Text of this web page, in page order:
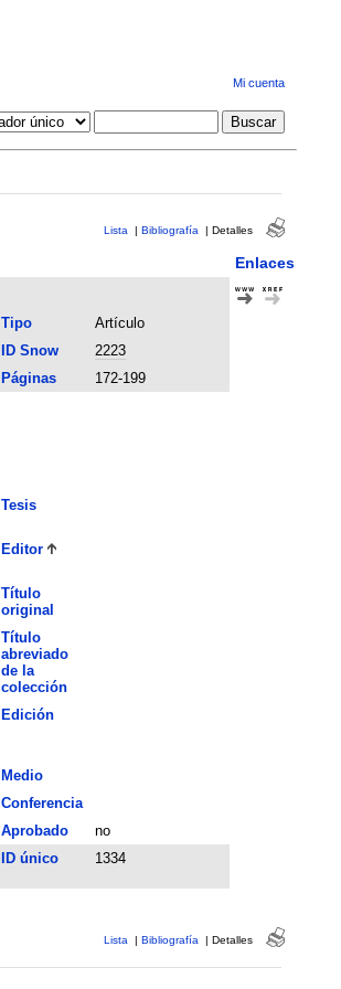
Mi cuenta
Lista | Bibliografía | Detalles
Enlaces
Tipo
Artículo
ID Snow
2223
Páginas
172-199
Tesis
Editor
Título
original
Título
abreviado
de la
colección
Edición
Medio
Conferencia
Aprobado
no
ID único 1334
Lista | Bibliografía | Detalles